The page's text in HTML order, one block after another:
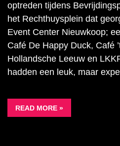
optreden tijdens
het Rechthuysplein dat
Event Center Nieuwkoop;
Café De Happy Duck, Café
Hollandsche Leeuw en
hadden een leuk, maar
READ MORE »